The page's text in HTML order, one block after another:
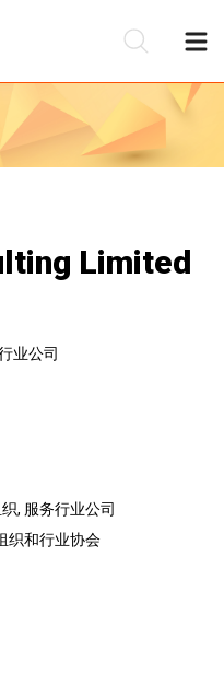
Limited
业公司
, 服务行业公司
织和行业协会